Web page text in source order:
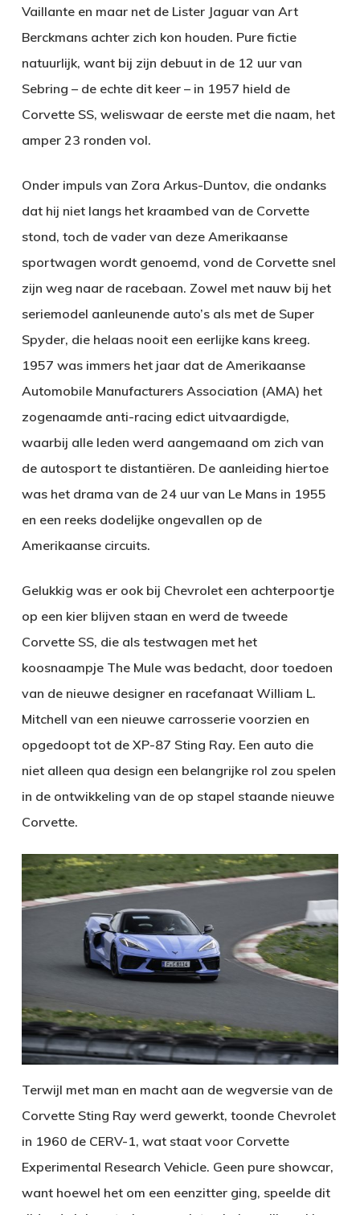
Vaillante en maar net de Lister Jaguar van Art
Berckmans achter zich kon houden. Pure fictie
natuurlijk, want bij zijn debuut in de 12 uur van
Sebring – de echte dit keer – in 1957 hield de
Corvette SS, weliswaar de eerste met die naam, het
amper 23 ronden vol.
Onder impuls van Zora Arkus-Duntov, die ondanks
dat hij niet langs het kraambed van de Corvette
stond, toch de vader van deze Amerikaanse
sportwagen wordt genoemd, vond de Corvette snel
zijn weg naar de racebaan. Zowel met nauw bij het
seriemodel aanleunende auto’s als met de Super
Spyder, die helaas nooit een eerlijke kans kreeg.
1957 was immers het jaar dat de Amerikaanse
Automobile Manufacturers Association (AMA) het
zogenaamde anti-racing edict uitvaardigde,
waarbij alle leden werd aangemaand om zich van
de autosport te distantiëren. De aanleiding hiertoe
was het drama van de 24 uur van Le Mans in 1955
en een reeks dodelijke ongevallen op de
Amerikaanse circuits.
Gelukkig was er ook bij Chevrolet een achterpoortje
op een kier blijven staan en werd de tweede
Corvette SS, die als testwagen met het
koosnaampje The Mule was bedacht, door toedoen
van de nieuwe designer en racefanaat William L.
Mitchell van een nieuwe carrosserie voorzien en
opgedoopt tot de XP-87 Sting Ray. Een auto die
niet alleen qua design een belangrijke rol zou spelen
in de ontwikkeling van de op stapel staande nieuwe
Corvette.
Terwijl met man en macht aan de wegversie van de
Corvette Sting Ray werd gewerkt, toonde Chevrolet
in 1960 de CERV-1, wat staat voor Corvette
Experimental Research Vehicle. Geen pure showcar,
want hoewel het om een eenzitter ging, speelde dit